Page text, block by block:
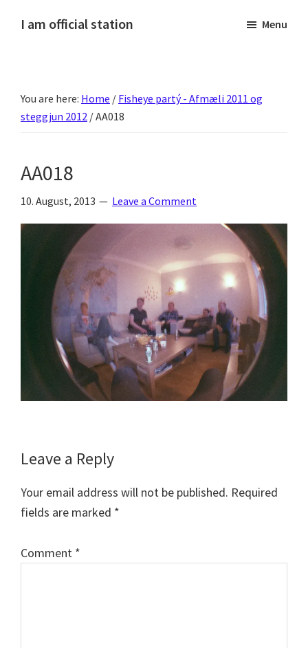
I am official station
fréttir
af
annað
skemmtilegt
:)
Menu
You are here: Home / Fisheye partý - Afmæli 2011 og
steggjun 2012 /AA018
AA018
10. August, 2013 Leave a Comment
Reader
Interactions
Leave a Reply
Your email address will not be published. Required
fields are marked *
Comment *